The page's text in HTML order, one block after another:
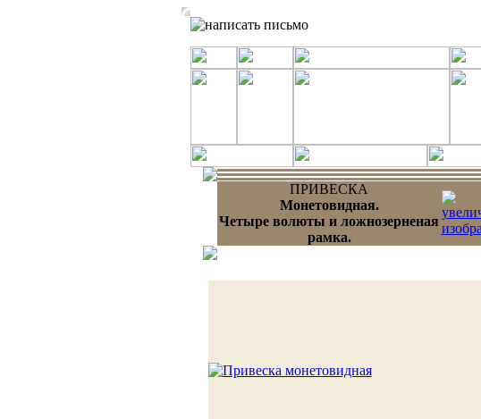
ПРИВЕСКА
Монетовидная.
Четыре волюты и ложнозерненая
рамка.